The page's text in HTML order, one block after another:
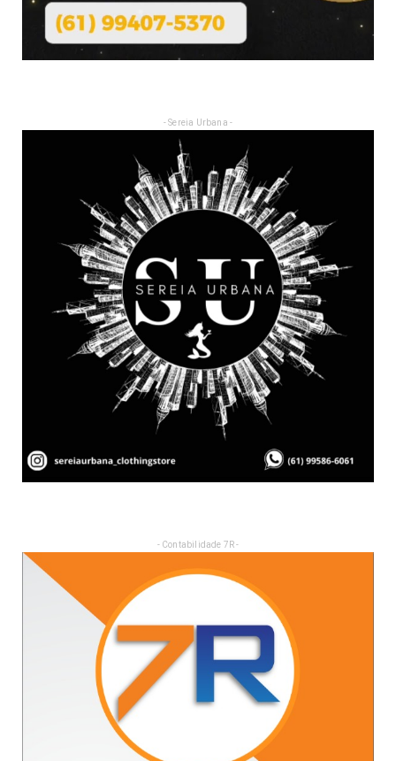
- Sereia Urbana -
- Contabilidade 7R -